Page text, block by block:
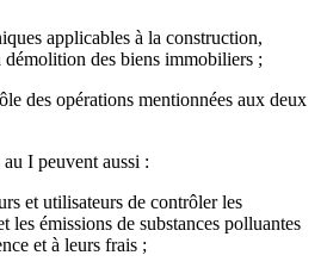
applicables à la construction,
des biens immobiliers ;
des opérations mentionnées aux deux
I peuvent aussi :
et utilisateurs de contrôler les
les émissions de substances polluantes
et à leurs frais ;